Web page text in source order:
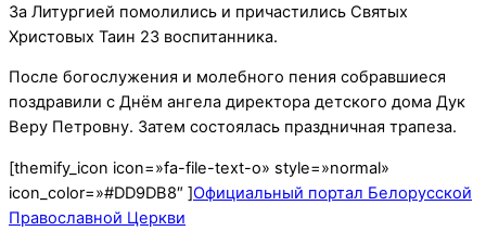
За Литургией помолились и причастились Святых
Христовых Таин 23 воспитанника.
После богослужения и молебного пения собравшиеся
поздравили с Днём ангела директора детского дома Дук
Веру Петровну. Затем состоялась праздничная трапеза.
[themify_icon icon=»fa-file-text-o» style=»normal»
icon_color=»#DD9DB8″ ]Официальный портал Белорусской
Православной Церкви